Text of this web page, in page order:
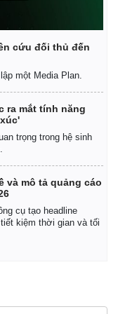
cứu đối thủ đến
một Media Plan.
ra mắt tính năng
trọng trong hệ sinh
và mô tả quảng cáo
cụ tạo headline
kiệm thời gian và tối